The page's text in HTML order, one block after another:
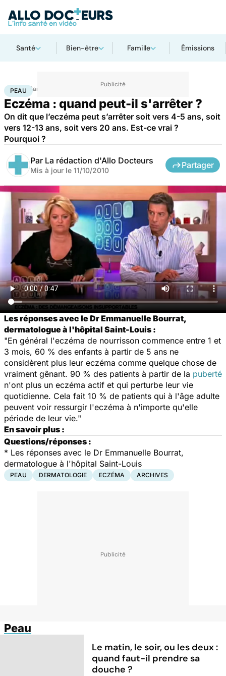
Santé Bien-être Famille Émissions
Accueil Santé
PEAU
Eczéma : quand peut-il s'arrêter ?
On dit que l’eczéma peut s’arrêter soit vers 4-5 ans, soit
vers 12-13 ans, soit vers 20 ans. Est-ce vrai ?
Pourquoi ?
Par La rédaction d'Allo Docteurs
Mis à jour le 11/10/2010
Partager
Les réponses avec le Dr Emmanuelle Bourrat,
dermatologue à l'hôpital Saint-Louis :
"En général l'eczéma de nourrisson commence entre 1 et
3 mois, 60 % des enfants à partir de 5 ans ne
considèrent plus leur eczéma comme quelque chose de
vraiment gênant. 90 % des patients à partir de la puberté
n'ont plus un eczéma actif et qui perturbe leur vie
quotidienne. Cela fait 10 % de patients qui à l'âge adulte
peuvent voir ressurgir l'eczéma à n'importe qu'elle
période de leur vie."
En savoir plus :
Questions/réponses :
* Les réponses avec le Dr Emmanuelle Bourrat,
dermatologue à l'hôpital Saint-Louis
PEAU DERMATOLOGIE ECZÉMA ARCHIVES
Peau
Le matin, le soir, ou les deux :
quand faut-il prendre sa
douche ?